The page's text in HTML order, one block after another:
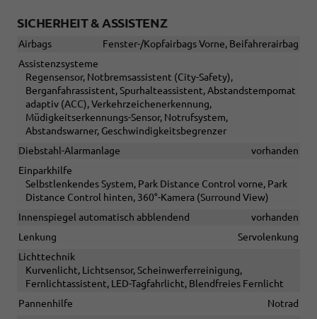
SICHERHEIT & ASSISTENZ
Airbags
Fenster-/Kopfairbags Vorne, Beifahrerairbag
Assistenzsysteme
Regensensor, Notbremsassistent (City-Safety),
Berganfahrassistent, Spurhalteassistent, Abstandstempomat
adaptiv (ACC), Verkehrzeichenerkennung,
Müdigkeitserkennungs-Sensor, Notrufsystem,
Abstandswarner, Geschwindigkeitsbegrenzer
Diebstahl-Alarmanlage
vorhanden
Einparkhilfe
Selbstlenkendes System, Park Distance Control vorne, Park
Distance Control hinten, 360°-Kamera (Surround View)
Innenspiegel automatisch abblendend
vorhanden
Lenkung
Servolenkung
Lichttechnik
Kurvenlicht, Lichtsensor, Scheinwerferreinigung,
Fernlichtassistent, LED-Tagfahrlicht, Blendfreies Fernlicht
Pannenhilfe
Notrad